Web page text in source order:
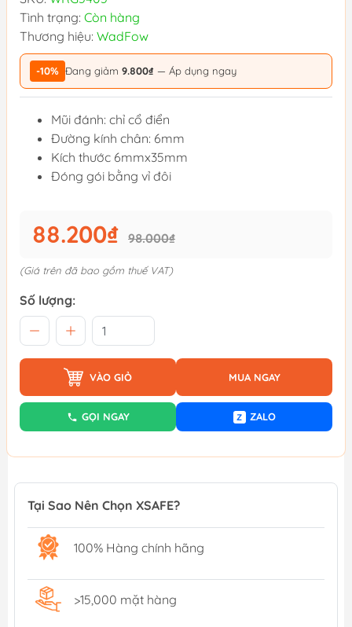
Tình trạng: Còn hàng
Thương hiệu: WadFow
-10% Đang giảm 9.800₫ — Áp dụng ngay
Mũi đánh: chỉ cổ điển
Đường kính chân: 6mm
Kích thước 6mmx35mm
Đóng gói bằng vỉ đôi
88.200₫ 98.000₫
(Giá trên đã bao gồm thuế VAT)
Số lượng:
VÀO GIỎ MUA NGAY
GỌI NGAY Z ZALO
Tại Sao Nên Chọn XSAFE?
100% Hàng chính hãng
>15,000 mặt hàng